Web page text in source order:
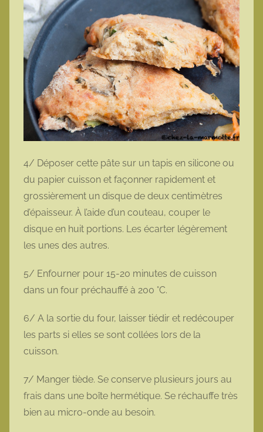
4/ Déposer cette pâte sur un tapis en silicone ou
du papier cuisson et façonner rapidement et
grossièrement un disque de deux centimètres
d’épaisseur. À l’aide d’un couteau, couper le
disque en huit portions. Les écarter légèrement
les unes des autres.
5/ Enfourner pour 15-20 minutes de cuisson
dans un four préchauffé à 200 °C.
6/ A la sortie du four, laisser tiédir et redécouper
les parts si elles se sont collées lors de la
cuisson.
7/ Manger tiède. Se conserve plusieurs jours au
frais dans une boîte hermétique. Se réchauffe très
bien au micro-onde au besoin.